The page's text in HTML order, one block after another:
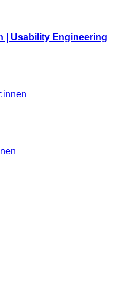
| Usability Engineering